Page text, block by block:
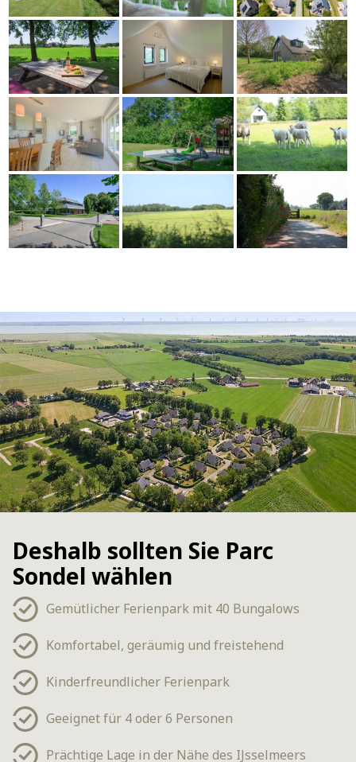
Deshalb sollten Sie Parc
Sondel wählen
Gemütlicher Ferienpark mit 40 Bungalows
Komfortabel, geräumig und freistehend
Kinderfreundlicher Ferienpark
Geeignet für 4 oder 6 Personen
Prächtige Lage in der Nähe des IJsselmeers